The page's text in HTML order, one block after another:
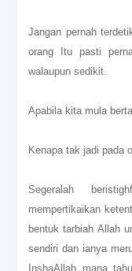
Jangan pernah
orang Itu pasti
walaupun sedikit.
Apabila kita mula
Kenapa tak jadi pada
Segeralah
mempertikaikan
bentuk tarbiah Allah
sendiri dan ianya
InshaAllah mana